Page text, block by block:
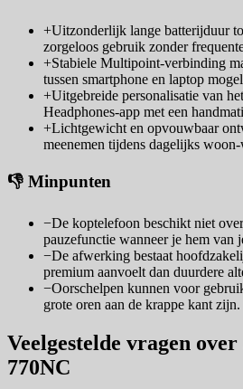
+Uitzonderlijk lange batterijduur
zorgeloos gebruik zonder
+Stabiele Multipoint-verbinding
tussen smartphone en laptop
+Uitgebreide personalisatie van
Headphones-app met een
+Lichtgewicht en opvouwbaar
meenemen tijdens dagelijks
👎 Minpunten
−De koptelefoon beschikt niet
pauzefunctie wanneer je hem van
−De afwerking bestaat
premium aanvoelt dan duurdere
−Oorschelpen kunnen voor
grote oren aan de krappe kant zijn.
Veelgestelde vragen
770NC